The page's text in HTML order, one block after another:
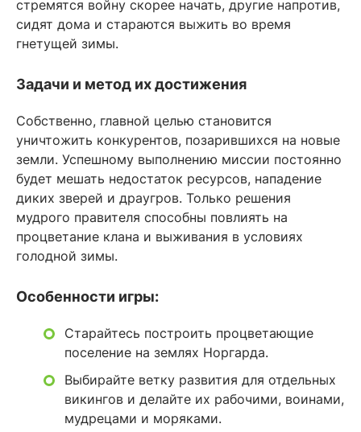
стремятся войну скорее начать, другие напротив,
сидят дома и стараются выжить во время
гнетущей зимы.
Задачи и метод их достижения
Собственно, главной целью становится
уничтожить конкурентов, позарившихся на новые
земли. Успешному выполнению миссии постоянно
будет мешать недостаток ресурсов, нападение
диких зверей и драугров. Только решения
мудрого правителя способны повлиять на
процветание клана и выживания в условиях
голодной зимы.
Особенности игры:
Старайтесь построить процветающие
поселение на землях Норгарда.
Выбирайте ветку развития для отдельных
викингов и делайте их рабочими, воинами,
мудрецами и моряками.